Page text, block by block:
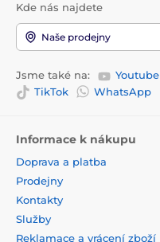
Kde nás najdete
Naše prodejny
Jsme také na: Youtube
TikTok
WhatsApp
Informace k nákupu
Doprava a platba
Prodejny
Kontakty
Služby
Reklamace a vrácení zboží